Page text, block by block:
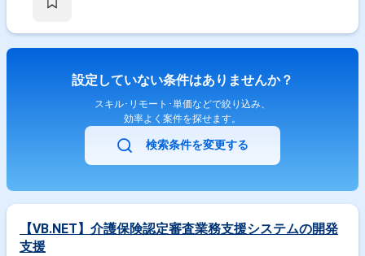
設定していない条件はありませんか？
スキル･リモート･単価などで絞り込み、
効率よく案件を探せます。
検索条件を変更する
【VB.NET】介護保険認定審査業務支援システムの開発
支援